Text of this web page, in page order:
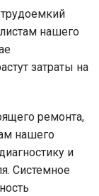
нашего
затраты на
ремонта,
нашего
и
Системное